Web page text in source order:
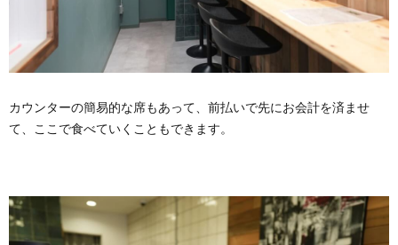
カウンターの簡易的な席もあって、前払いで先にお会計を済ませ
て、ここで食べていくこともできます。